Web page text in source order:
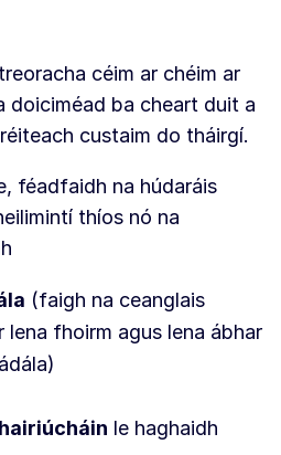
céim ar chéim ar
doiciméad ba cheart duit a
custaim do tháirgí.
féadfaidh na húdaráis
thíos nó na
(faigh na ceanglais
lena fhoirm agus lena ábhar
le haghaidh